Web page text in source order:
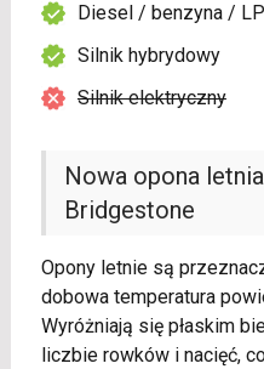
Nowa opona letnia
Bridgestone
Opony letnie są
dobowa temperatura
Wyróżniają się płaskim
liczbie rowków i nacięć,
Diesel / benzyna /
Silnik hybrydowy
Silnik elektryczny